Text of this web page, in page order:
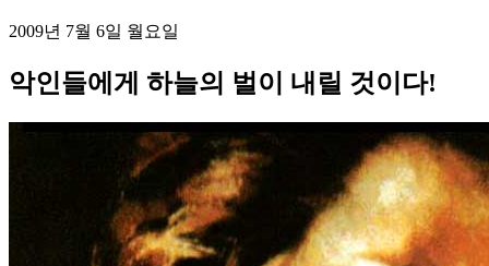
2009년 7월 6일 월요일
악인들에게 하늘의 벌이 내릴 것이다!